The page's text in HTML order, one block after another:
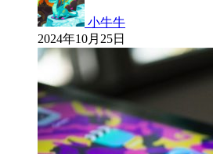
小牛牛
2024年10月25日